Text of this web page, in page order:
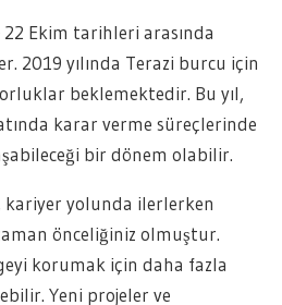
Ekim tarihleri arasında
2019 yılında Terazi burcu için
beklemektedir. Bu yıl,
karar verme süreçlerinde
bir dönem olabilir.
yolunda ilerlerken
önceliğiniz olmuştur.
korumak için daha fazla
Yeni projeler ve